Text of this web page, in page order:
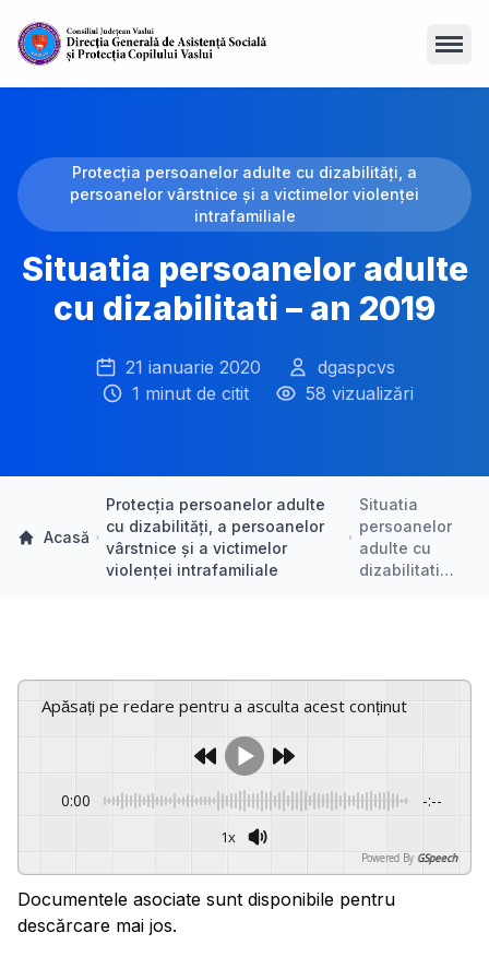
Protecția persoanelor adulte cu dizabilități, a
persoanelor vârstnice și a victimelor violenței
intrafamiliale
Situatia persoanelor adulte
cu dizabilitati – an 2019
21 ianuarie 2020
dgaspcvs
1 minut de citit
58 vizualizări
Acasă
Protecția persoanelor adulte
cu dizabilități, a persoanelor
vârstnice și a victimelor
violenței intrafamiliale
Situatia
persoanelor
adulte cu
dizabilitati…
Apăsați pe redare pentru a asculta acest conținut
0:00 -:--
1x
Powered By GSpeech
Documentele asociate sunt disponibile pentru
descărcare mai jos.